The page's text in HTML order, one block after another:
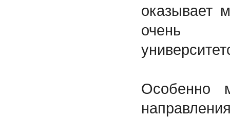
оказывает
очень
Особенно